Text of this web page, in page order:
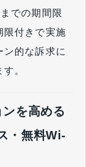
での期間限
限付きで実施
ン的な訴求に
。
を高める
・無料Wi-